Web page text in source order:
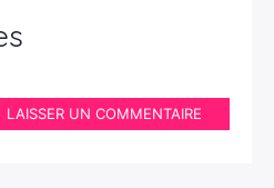
LAISSER UN COMMENTAIRE